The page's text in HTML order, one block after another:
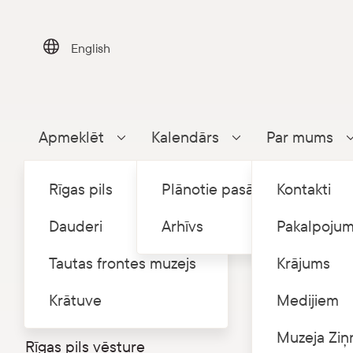
English
Apmeklēt Parādīt apakšizvēlni
Rīgas pils
Dauderi
Tautas frontes muzejs
Krātuve
Kalendārs Parādīt apakšizvēlni
Plānotie pasākumi
Arhīvs
Par mums
Kontakti
Krājums
Medijiem
Muzeja
Rīgas pils
Rīgas pils vēsture